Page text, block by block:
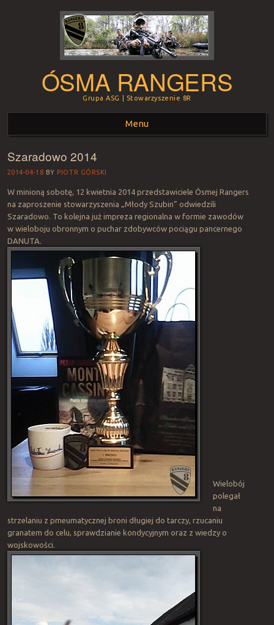
ÓSMA RANGERS
Grupa ASG | Stowarzyszenie 8R
Menu
Skip to content
Szaradowo 2014
2014-04-18 BY PIOTR GÓRSKI
W minioną sobotę, 12 kwietnia 2014 przedstawiciele Ósmej Rangers
na zaproszenie stowarzyszenia „Młody Szubin” odwiedzili
Szaradowo. To kolejna już impreza regionalna w formie zawodów
w wieloboju obronnym o puchar zdobywców pociągu pancernego
DANUTA.
Wielobój
polegał
na
strzelaniu z pmeumatycznej broni długiej do tarczy, rzucaniu
granatem do celu, sprawdzianie kondycyjnym oraz z wiedzy o
wojskowości.